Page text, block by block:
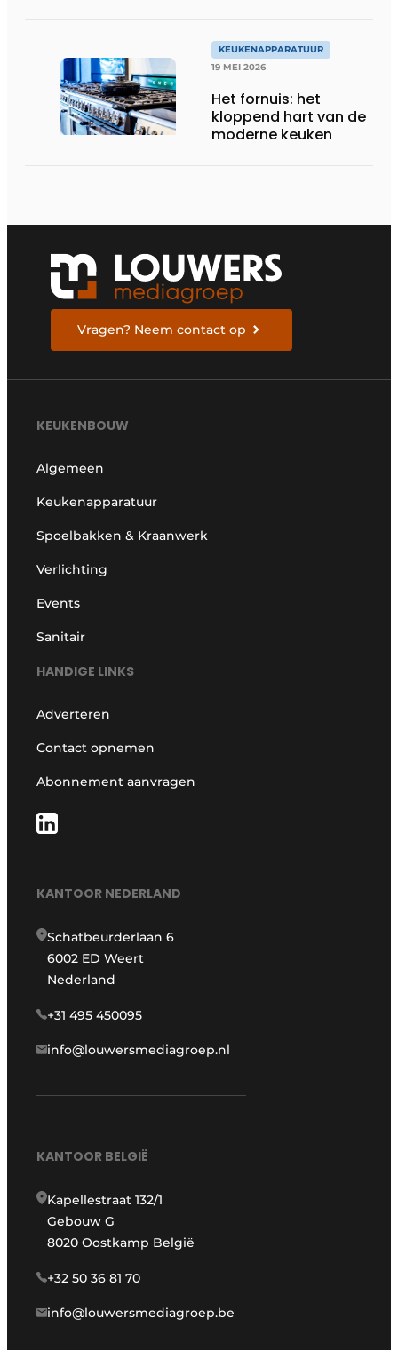
KEUKENAPPARATUUR
19 MEI 2026
Het fornuis: het
kloppend hart van de
moderne keuken
Vragen? Neem contact op
KEUKENBOUW
Algemeen
Keukenapparatuur
Spoelbakken & Kraanwerk
Verlichting
Events
Sanitair
HANDIGE LINKS
Adverteren
Contact opnemen
Abonnement aanvragen
KANTOOR NEDERLAND
Schatbeurderlaan 6
6002 ED Weert
Nederland
+31 495 450095
info@louwersmediagroep.nl
KANTOOR BELGIË
Kapellestraat 132/1
Gebouw G
8020 Oostkamp België
+32 50 36 81 70
info@louwersmediagroep.be